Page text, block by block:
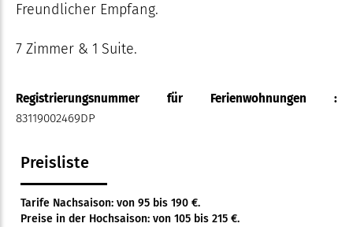
Freundlicher Empfang.
7 Zimmer & 1 Suite.
Registrierungsnummer für Ferienwohnungen :
83119002469DP
Preisliste
Tarife Nachsaison: von 95 bis 190 €.
Preise in der Hochsaison: von 105 bis 215 €.